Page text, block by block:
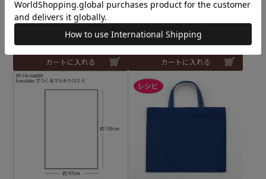
¥913税込
5.00（1）
カートに入れる
メール便10個まで可
¥110税込
カートに入れる